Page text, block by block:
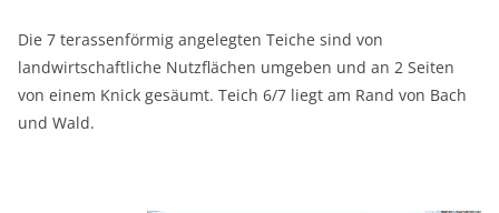
Die 7 terassenförmig angelegten Teiche sind von
landwirtschaftliche Nutzflächen umgeben und an 2 Seiten
von einem Knick gesäumt. Teich 6/7 liegt am Rand von Bach
und Wald.